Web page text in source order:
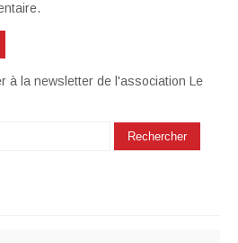
à la newsletter de l'association Le